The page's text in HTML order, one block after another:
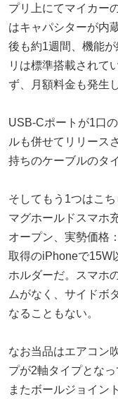
プリ上にてマイカー
はキャパシターが内
後も約1週間、機能
リは標準搭載されて
ず、月額料金も発生
USB-Cポートが1口
ルも併せてリリース
持ちのケーブルのタ
そしてもう1つはこ
マグホールドスマホ
オープン、実勢価格
取得のiPhoneで15W
ホルダーだ。スマホ
ムがなく、サイドボ
なることもない。
なお当品はエアコン
プが2軸タイプとな
またボールジョイン